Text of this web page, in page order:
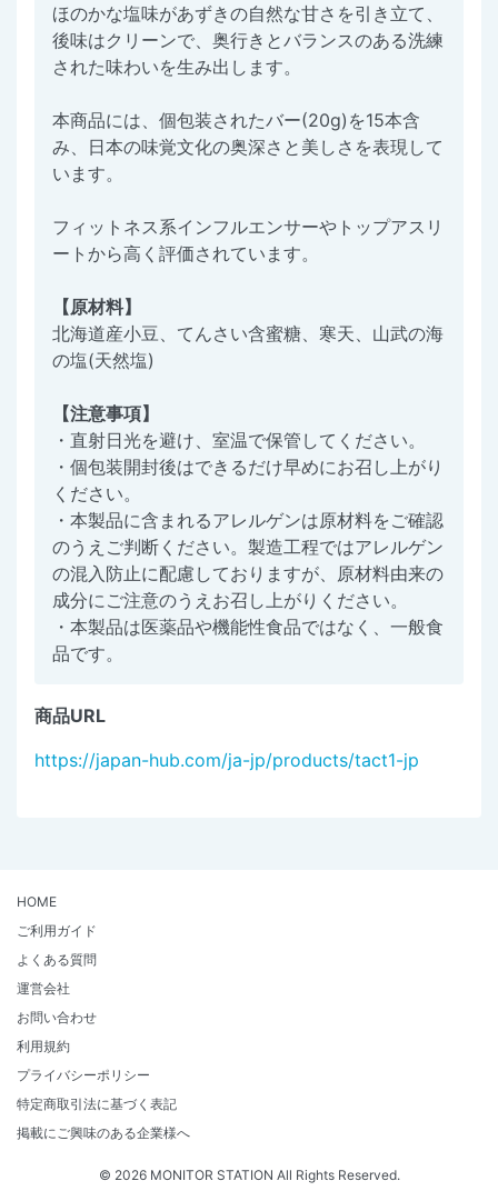
ほのかな塩味があずきの自然な甘さを引き立て、
後味はクリーンで、奥行きとバランスのある洗練
された味わいを生み出します。
本商品には、個包装されたバー(20g)を15本含
み、日本の味覚文化の奥深さと美しさを表現して
います。
フィットネス系インフルエンサーやトップアスリ
ートから高く評価されています。
【原材料】
北海道産小豆、てんさい含蜜糖、寒天、山武の海
の塩(天然塩)
【注意事項】
・直射日光を避け、室温で保管してください。
・個包装開封後はできるだけ早めにお召し上がり
ください。
・本製品に含まれるアレルゲンは原材料をご確認
のうえご判断ください。製造工程ではアレルゲン
の混入防止に配慮しておりますが、原材料由来の
成分にご注意のうえお召し上がりください。
・本製品は医薬品や機能性食品ではなく、一般食
品です。
商品URL
https://japan-hub.com/ja-jp/products/tact1-jp
HOME
ご利用ガイド
よくある質問
運営会社
お問い合わせ
利用規約
プライバシーポリシー
特定商取引法に基づく表記
掲載にご興味のある企業様へ
© 2026 MONITOR STATION All Rights Reserved.